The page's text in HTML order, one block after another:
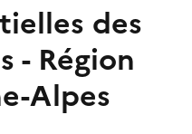
des
- Région
Alpes